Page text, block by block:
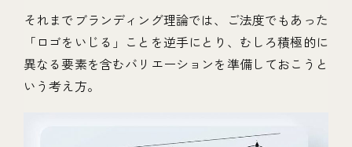
それまでブランディング理論では、ご法度でもあった
「ロゴをいじる」ことを逆手にとり、むしろ積極的に
異なる要素を含むバリエーションを準備しておこうと
いう考え方。